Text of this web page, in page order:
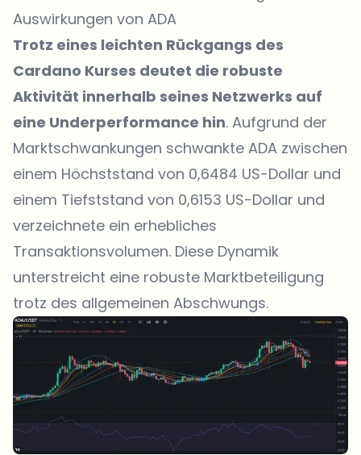
Auswirkungen von ADA
Trotz eines leichten Rückgangs des
Cardano Kurses deutet die robuste
Aktivität innerhalb seines Netzwerks auf
eine Underperformance hin. Aufgrund der
Marktschwankungen schwankte ADA zwischen
einem Höchststand von 0,6484 US-Dollar und
einem Tiefststand von 0,6153 US-Dollar und
verzeichnete ein erhebliches
Transaktionsvolumen. Diese Dynamik
unterstreicht eine robuste Marktbeteiligung
trotz des allgemeinen Abschwungs.